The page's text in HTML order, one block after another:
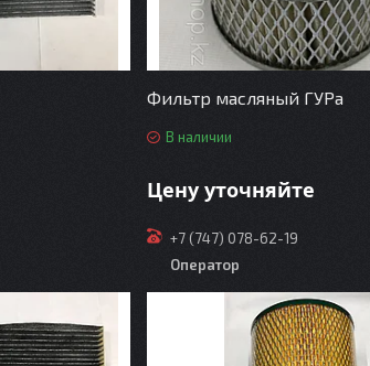
Фильтр масляный ГУРа
В наличии
Цену уточняйте
+7 (747) 078-62-19
Оператор